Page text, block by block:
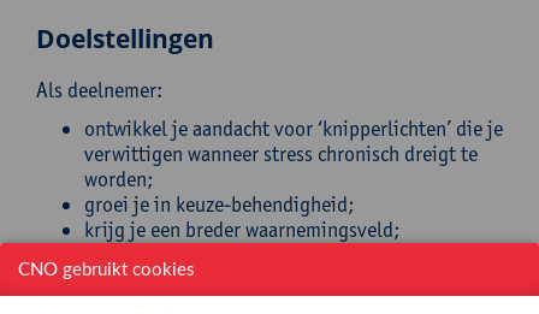
Doelstellingen
Als deelnemer:
ontwikkel je aandacht voor ‘knipperlichten’ die je
verwittigen wanneer stress chronisch dreigt te
worden;
groei je in keuze-behendigheid;
krijg je een breder waarnemingsveld;
eigen verwachtingen en normen die vaak naar
CNO gebruikt cookies